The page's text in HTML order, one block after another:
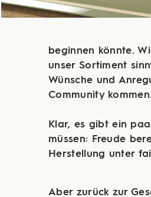
beginnen könnte.
unser Sortiment
Wünsche und
Community kommen.
​​​​​​​Klar, es gibt ein
müssen: Freude
Herstellung unter
Aber zurück zur